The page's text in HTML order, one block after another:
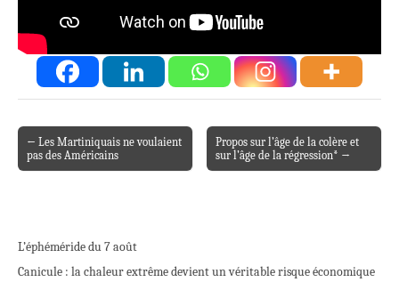
Post navigation
← Les Martiniquais ne voulaient
pas des Américains
Propos sur l’âge de la colère et
sur l’âge de la régression* →
L’éphéméride du 7 août
Canicule : la chaleur extrême devient un véritable risque économique